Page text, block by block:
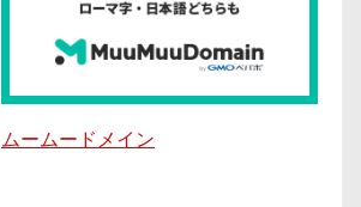
ムームードメイン